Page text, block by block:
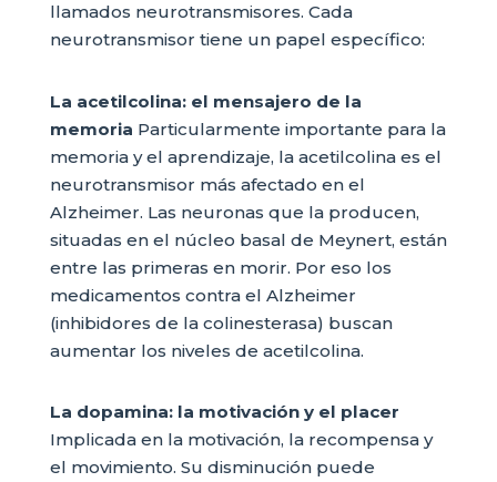
llamados neurotransmisores. Cada
neurotransmisor tiene un papel específico:
La acetilcolina: el mensajero de la
memoria Particularmente importante para la
memoria y el aprendizaje, la acetilcolina es el
neurotransmisor más afectado en el
Alzheimer. Las neuronas que la producen,
situadas en el núcleo basal de Meynert, están
entre las primeras en morir. Por eso los
medicamentos contra el Alzheimer
(inhibidores de la colinesterasa) buscan
aumentar los niveles de acetilcolina.
La dopamina: la motivación y el placer
Implicada en la motivación, la recompensa y
el movimiento. Su disminución puede